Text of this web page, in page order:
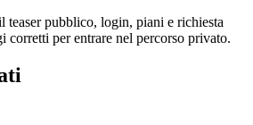
teaser pubblico, login, piani e richiesta
corretti per entrare nel percorso privato.